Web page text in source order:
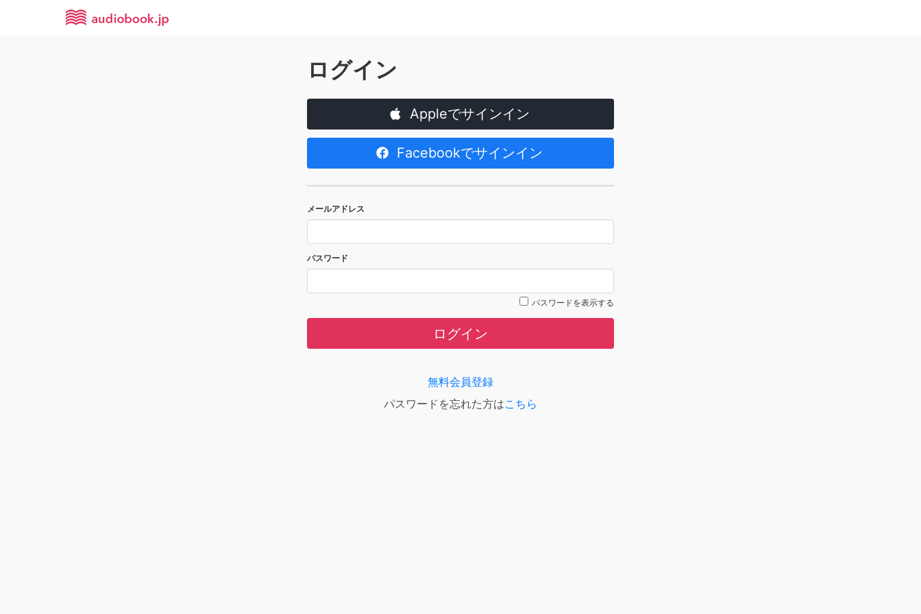
ログイン
Appleでサインイン
Facebookでサインイン
メールアドレス
パスワード
パスワードを表示する
ログイン
無料会員登録
パスワードを忘れた方はこちら